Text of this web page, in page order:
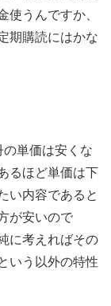
使うんですか、
期購読にはかな
単価は安くな
るほど単価は下
い内容であると
が安いので
に考えればその
いう以外の特性